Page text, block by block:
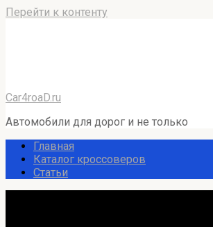
Перейти к контенту
Car4roaD.ru
Автомобили для дорог и не только
Главная
Каталог кроссоверов
Статьи